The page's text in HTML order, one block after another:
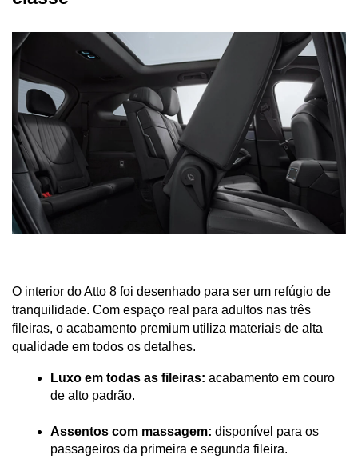
O interior do Atto 8 foi desenhado para ser um refúgio de
tranquilidade. Com espaço real para adultos nas três
fileiras, o acabamento premium utiliza materiais de alta
qualidade em todos os detalhes.
Luxo em todas as fileiras: acabamento em couro
de alto padrão.
Assentos com massagem: disponível para os
passageiros da primeira e segunda fileira.